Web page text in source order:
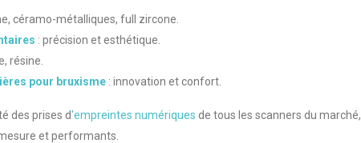
céramo-métalliques, full zircone.
: précision et esthétique.
résine.
pour bruxisme : innovation et confort.
des prises d'empreintes numériques de tous les scanners du marché,
et performants.